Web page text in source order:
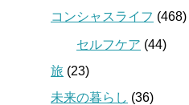
コンシャスライフ (468)
セルフケア (44)
旅 (23)
未来の暮らし (36)